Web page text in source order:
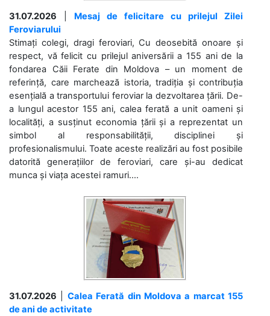
31.07.2026
Mesaj de felicitare cu prilejul Zilei
Feroviarului
Stimați colegi, dragi feroviari, Cu deosebită onoare și
respect, vă felicit cu prilejul aniversării a 155 ani de la
fondarea Căii Ferate din Moldova – un moment de
referință, care marchează istoria, tradiția și contribuția
esențială a transportului feroviar la dezvoltarea țării. De-
a lungul acestor 155 ani, calea ferată a unit oameni și
localități, a susținut economia țării și a reprezentat un
simbol al responsabilității, disciplinei și
profesionalismului. Toate aceste realizări au fost posibile
datorită generațiilor de feroviari, care și-au dedicat
munca și viața acestei ramuri....
31.07.2026
Calea Ferată din Moldova a marcat 155
de ani de activitate